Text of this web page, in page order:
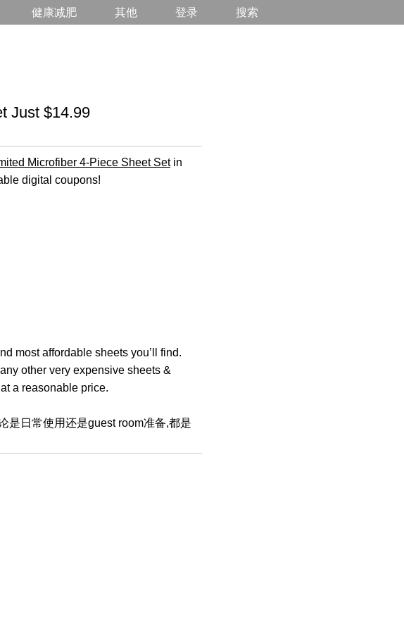
健康减肥 其他 登录 搜索
Just $14.99
Microfiber 4-Piece Sheet Setin
digital coupons!
most affordable sheets you’ll find.
other very expensive sheets &
a reasonable price.
是日常使用还是guest room准备,都是